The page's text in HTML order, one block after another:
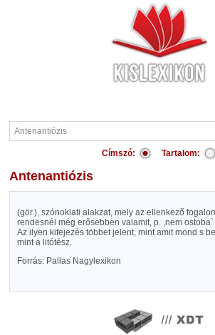
Címszó: Tartalom:
Antenantiózis
(gör.), szónoklati alakzat, mely az ellenkező
rendesnél még erősebben valamit, p. ,nem
Az ilyen kifejezés többet jelent, mint amit mond s
mint a litótész.
Forrás: Pallas Nagylexikon